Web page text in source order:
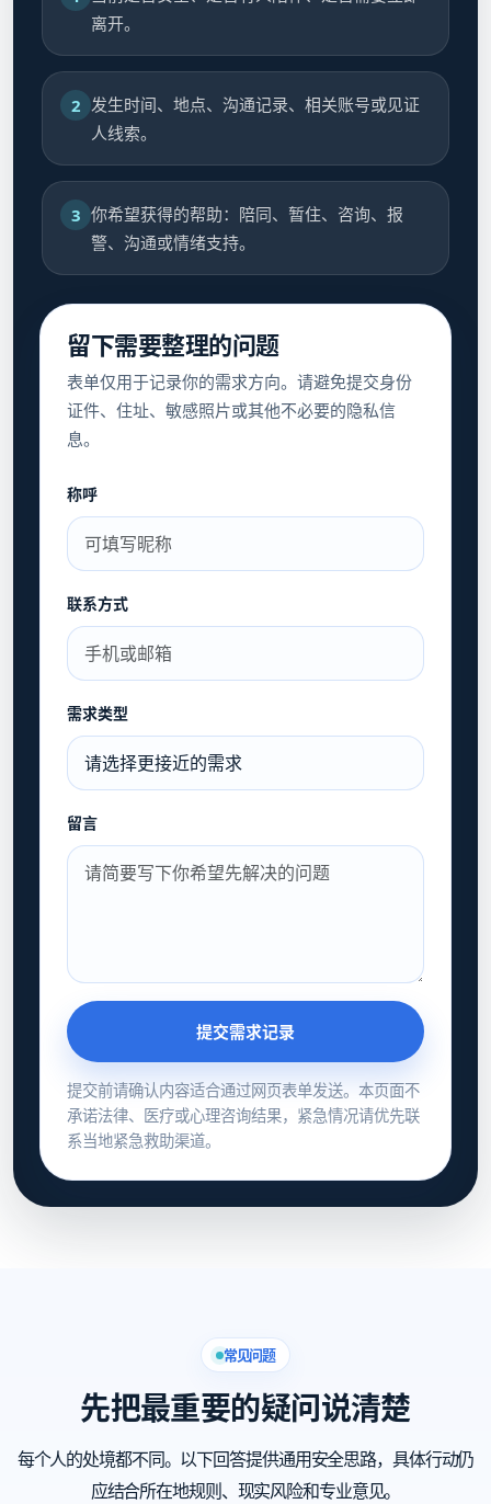
离开。
2 发生时间、地点、沟通记录、相关账号或见证
人线索。
3 你希望获得的帮助：陪同、暂住、咨询、报
警、沟通或情绪支持。
留下需要整理的问题
表单仅用于记录你的需求方向。请避免提交身份
证件、住址、敏感照片或其他不必要的隐私信
息。
称呼
联系方式
需求类型
留言
提交需求记录
提交前请确认内容适合通过网页表单发送。本页面不
承诺法律、医疗或心理咨询结果，紧急情况请优先联
系当地紧急救助渠道。
常见问题
先把最重要的疑问说清楚
每个人的处境都不同。以下回答提供通用安全思路，具体行动仍
应结合所在地规则、现实风险和专业意见。